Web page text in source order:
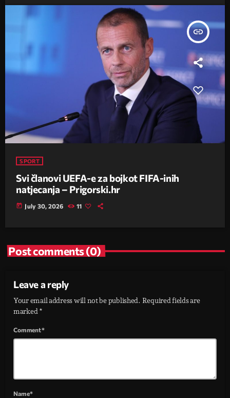
insert_link
SPORT
Svi članovi UEFA-e za bojkot FIFA-inih
natjecanja – Prigorski.hr
today July 30, 2026 11
Post comments (0)
Leave a reply
Your email address will not be published. Required fields are
marked *
Comment*
Name*